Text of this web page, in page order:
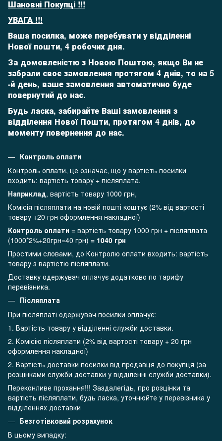
Шановні Покупці !!!
УВАГА !!!
Ваша посилка, може перебувати у відділенні
Нової пошти, 4 робочих дня.
За домовленістю з Новою Поштою, якщо Ви не
забрали своє замовлення протягом 4 днів, то на 5
-й день, ваше замовлення автоматично буде
повернутий до нас.
Будь ласка, забирайте Ваші замовлення з
відділення Нової Пошти, протягом 4 днів, до
моменту повернення до нас.
Контроль оплати
Контроль оплати, це означає, що у вартість посилки
входить: вартість товару + післяплата.
Наприклад, вартість товару 1000 грн,
Комісія післяплати на новій пошті коштує (2% від вартості
товару +20 грн оформлення накладної)
Контроль оплати = вартість товару 1000 грн + післяплата
(1000*2%+20грн=40 грн) = 1040 грн
Простими словами, до Контролю оплати входить: вартість
товару з вартістю післяплати.
Доставку одержувач оплачує додатково по тарифу
перевізника.
Післяплата
При післяплаті одержувач посилки оплачує:
1. Вартість товару у відділенні служби доставки.
2. Комісію післяплати (2% від вартості товару + 20 грн
оформлення накладної)
2. Вартість доставки посилки від продавця до покупця (за
розцінками служби доставки у відділенні служби доставки).
Переконливе прохання!!! Заздалегідь, про розцінки та
вартість післяплати, будь ласка, уточнюйте у перевізника у
відділеннях доставки
Безготівковий розрахунок
В цьому випадку: